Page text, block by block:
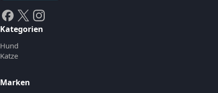
Kategorien
Hund
Katze
Marken